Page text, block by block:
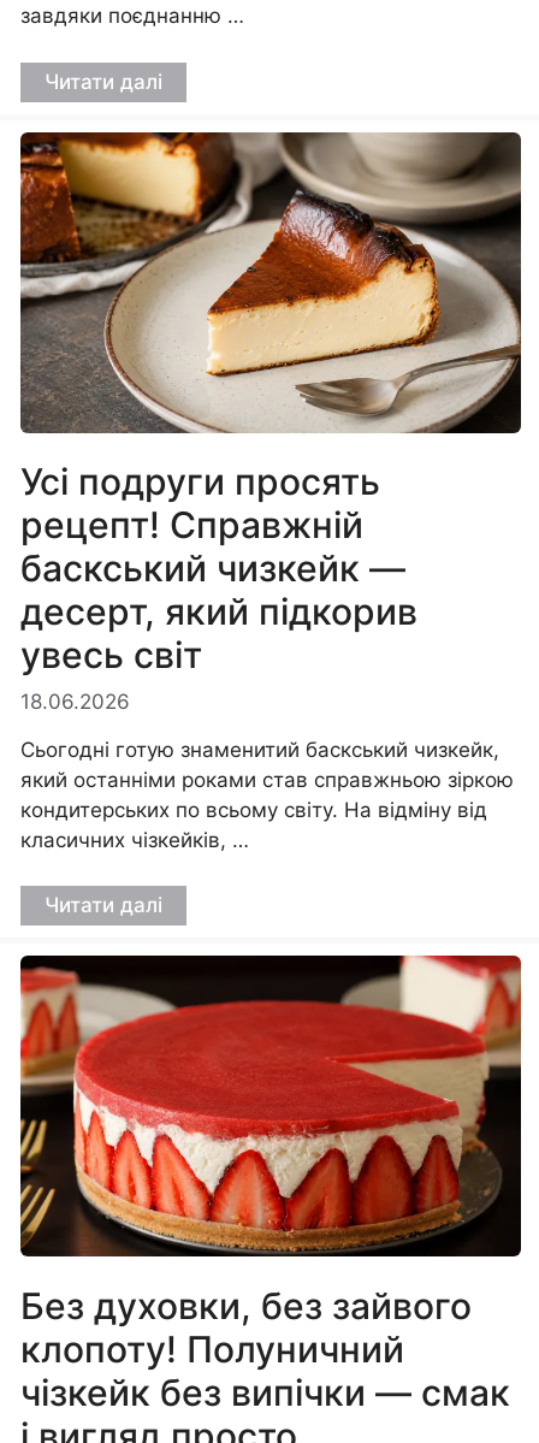
завдяки поєднанню …
Читати далі
Усі подруги просять
рецепт! Справжній
баскський чизкейк —
десерт, який підкорив
увесь світ
18.06.2026
Сьогодні готую знаменитий баскський чизкейк,
який останніми роками став справжньою зіркою
кондитерських по всьому світу. На відміну від
класичних чізкейків, …
Читати далі
Без духовки, без зайвого
клопоту! Полуничний
чізкейк без випічки — смак